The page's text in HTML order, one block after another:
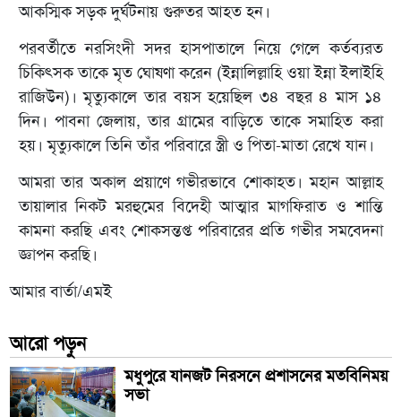
আকস্মিক সড়ক দুর্ঘটনায় গুরুতর আহত হন।
পরবর্তীতে নরসিংদী সদর হাসপাতালে নিয়ে গেলে কর্তব্যরত
চিকিৎসক তাকে মৃত ঘোষণা করেন (ইন্নালিল্লাহি ওয়া ইন্না ইলাইহি
রাজিউন)। মৃত্যুকালে তার বয়স হয়েছিল ৩৪ বছর ৪ মাস ১৪
দিন। পাবনা জেলায়, তার গ্রামের বাড়িতে তাকে সমাহিত করা
হয়। মৃত্যুকালে তিনি তাঁর পরিবারে স্ত্রী ও পিতা-মাতা রেখে যান।
আমরা তার অকাল প্রয়াণে গভীরভাবে শোকাহত। মহান আল্লাহ
তায়ালার নিকট মরহুমের বিদেহী আত্মার মাগফিরাত ও শান্তি
কামনা করছি এবং শোকসন্তপ্ত পরিবারের প্রতি গভীর সমবেদনা
জ্ঞাপন করছি।
আমার বার্তা/এমই
আরো পড়ুন
মধুপুরে যানজট নিরসনে প্রশাসনের মতবিনিময়
সভা